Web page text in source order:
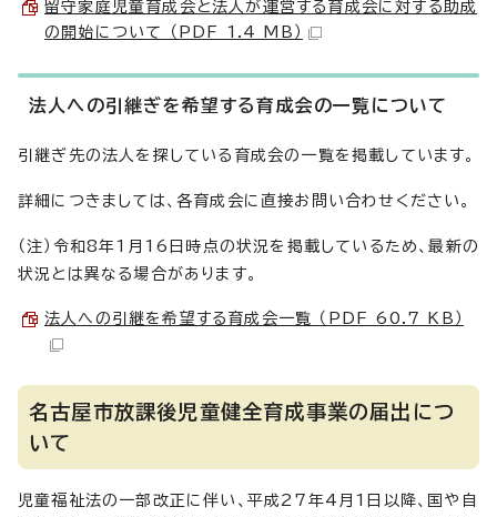
留守家庭児童育成会と法人が運営する育成会に対する助成
の開始について （PDF 1.4 MB）
法人への引継ぎを希望する育成会の一覧について
引継ぎ先の法人を探している育成会の一覧を掲載しています。
詳細につきましては、各育成会に直接お問い合わせください。
（注）令和8年1月16日時点の状況を掲載しているため、最新の
状況とは異なる場合があります。
法人への引継を希望する育成会一覧 （PDF 60.7 KB）
名古屋市放課後児童健全育成事業の届出につ
いて
児童福祉法の一部改正に伴い、平成27年4月1日以降、国や自